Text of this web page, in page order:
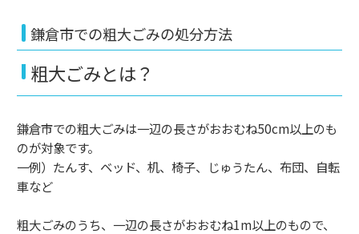
鎌倉市での粗大ごみの処分方法
粗大ごみとは？
鎌倉市での粗大ごみは一辺の長さがおおむね50cm以上のも
のが対象です。
一例）たんす、ベッド、机、椅子、じゅうたん、布団、自転
車など
粗大ごみのうち、一辺の長さがおおむね1m以上のもので、